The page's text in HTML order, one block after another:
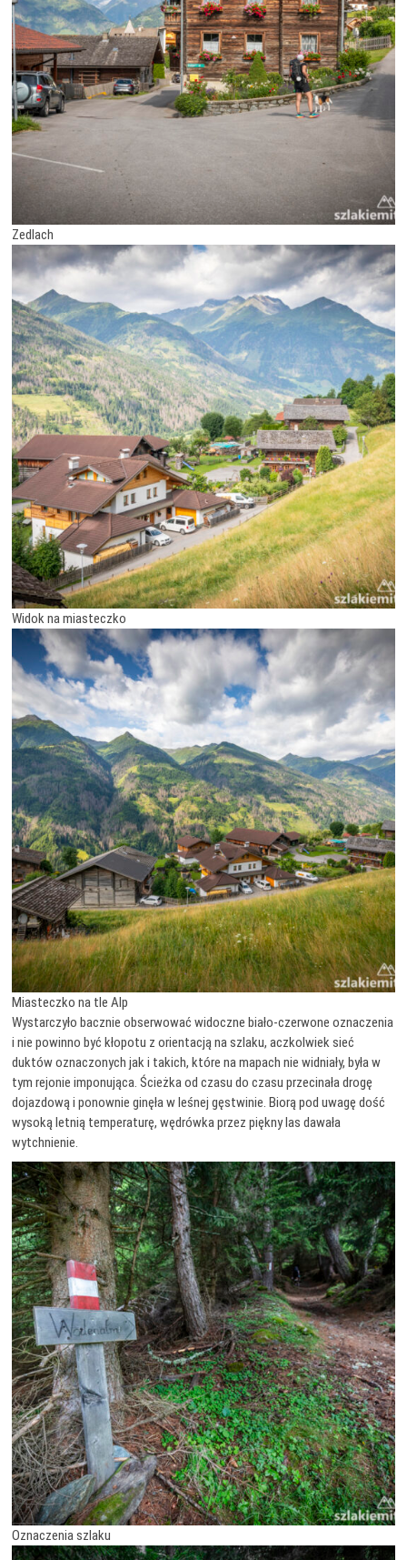
Zedlach
Widok na miasteczko
Miasteczko na tle Alp
Wystarczyło bacznie obserwować widoczne biało-czerwone oznaczenia
i nie powinno być kłopotu z orientacją na szlaku, aczkolwiek sieć
duktów oznaczonych jak i takich, które na mapach nie widniały, była w
tym rejonie imponująca. Ścieżka od czasu do czasu przecinała drogę
dojazdową i ponownie ginęła w leśnej gęstwinie. Biorą pod uwagę dość
wysoką letnią temperaturę, wędrówka przez piękny las dawała
wytchnienie.
Oznaczenia szlaku